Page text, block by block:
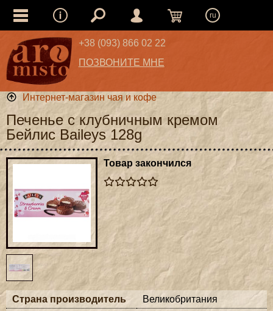
ru
+38 (093) 866 02 22
ПОЗВОНИТЕ МНЕ
Интернет-магазин чая и кофе
Печенье с клубничным кремом
Бейлис Baileys 128g
Товар закончился
Страна производитель
Великобритания